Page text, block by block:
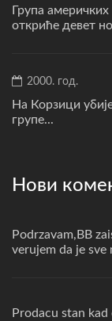
Група
откриће девет
2000. год.
На Корзици
групе...
Нови
Podrzavam,BB
verujem da je sve
Prodacu stan